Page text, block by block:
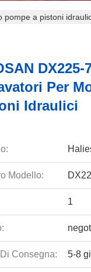
pompe a pistoni
Per
Idraulici
Modello:
1
Consegna: 5-8